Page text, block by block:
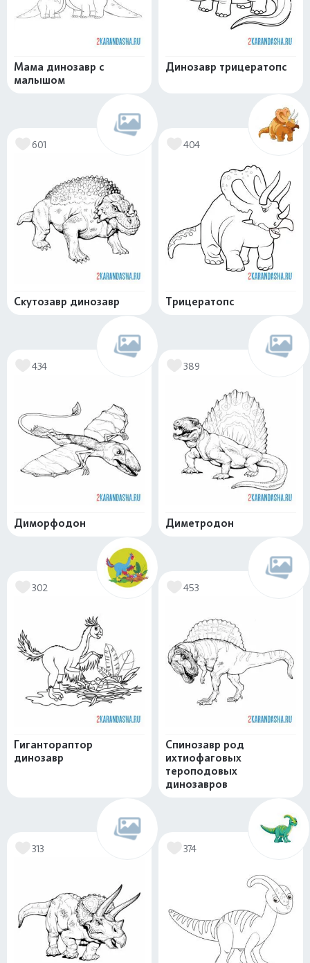
Мама динозавр с
малышом
Динозавр трицератопс
601
Скутозавр динозавр
404
Трицератопс
434
Диморфодон
389
Диметродон
302
Гигантораптор
динозавр
453
Спинозавр род
ихтиофаговых
тероподовых
динозавров
313 374